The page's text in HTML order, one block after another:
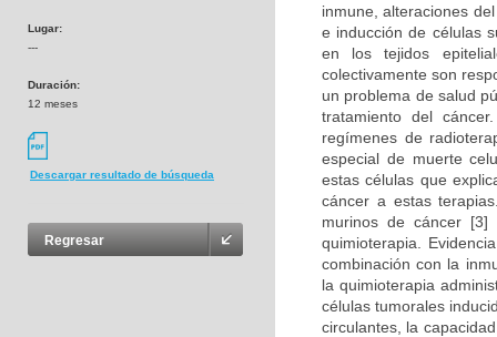
Lugar:
---
Duración:
12 meses
Descargar resultado de búsqueda
Regresar
inmune, alteraciones
e inducción de células
en los tejidos
colectivamente son
un problema de salud
tratamiento del
regímenes de
especial de muerte
estas células que
cáncer a estas
murinos de cáncer
quimioterapia.
combinación con la
la quimioterapia
células tumorales
circulantes, la